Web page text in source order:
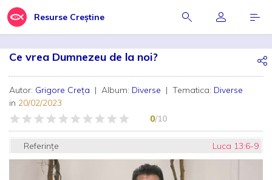
Resurse Creștine
Ce vrea Dumnezeu de la noi?
Autor: Grigore Creța | Album: Diverse | Tematica: Diverse
in 20/02/2023
0/10
Referințe Luca 13:6-9